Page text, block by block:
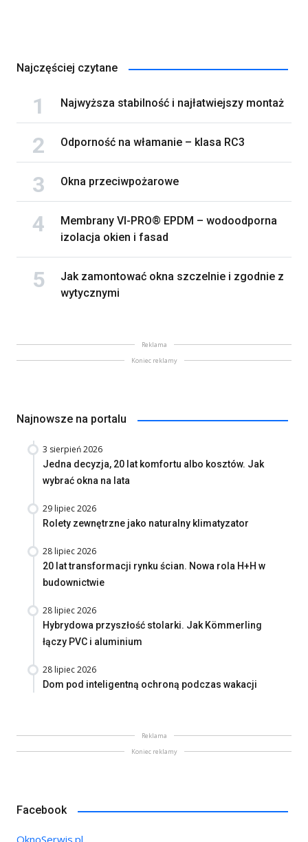
Najczęściej czytane
Najwyższa stabilność i najłatwiejszy montaż
Odporność na włamanie – klasa RC3
Okna przeciwpożarowe
Membrany VI-PRO® EPDM – wodoodporna
izolacja okien i fasad
Jak zamontować okna szczelnie i zgodnie z
wytycznymi
Reklama
Koniec reklamy
Najnowsze na portalu
3 sierpień 2026
Jedna decyzja, 20 lat komfortu albo kosztów. Jak
wybrać okna na lata
29 lipiec 2026
Rolety zewnętrzne jako naturalny klimatyzator
28 lipiec 2026
20 lat transformacji rynku ścian. Nowa rola H+H w
budownictwie
28 lipiec 2026
Hybrydowa przyszłość stolarki. Jak Kömmerling
łączy PVC i aluminium
28 lipiec 2026
Dom pod inteligentną ochroną podczas wakacji
Reklama
Koniec reklamy
Facebook